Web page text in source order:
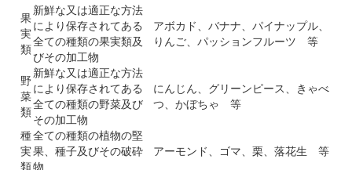
果
実
類
新鮮な又は適正な方法
により保存されてある
全ての種類の果実類及
びその加工物
アボカド、バナナ、パイナップル、
りんご、パッションフルーツ 等
野
菜
類
新鮮な又は適正な方法
により保存されてある
全ての種類の野菜及び
その加工物
にんじん、グリーンピース、きゃべ
つ、かぼちゃ 等
種
実
類
全ての種類の植物の堅
果、種子及びその破砕
物
アーモンド、ゴマ、栗、落花生 等